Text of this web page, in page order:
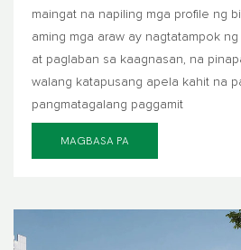
maingat na napiling mga profile ng
aming mga araw ay nagtatampok
at paglaban sa kaagnasan, na
walang katapusang apela kahit na
pangmatagalang paggamit
MAGBASA PA